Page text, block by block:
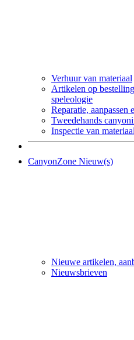
Verhuur van materiaal
Artikelen op
speleologie
Reparatie, aanpassen
Tweedehands
Inspectie van materiaal
CanyonZone Nieuw(s)
Nieuwe artikelen,
Nieuwsbrieven